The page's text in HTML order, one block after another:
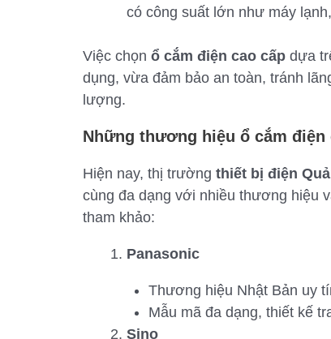
có công suất lớn như máy
Việc chọn ổ cắm điện cao cấp dựa
dụng, vừa đảm bảo an toàn, tránh
lượng.
Những thương hiệu ổ cắm điện
Hiện nay, thị trường thiết bị điện
cùng đa dạng với nhiều thương hiệu
tham khảo:
Panasonic
Thương hiệu Nhật Bản uy
Mẫu mã đa dạng, thiết kế
Sino